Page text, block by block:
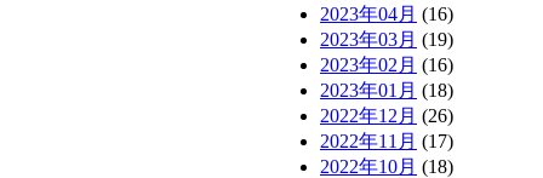
2023年04月 (16)
2023年03月 (19)
2023年02月 (16)
2023年01月 (18)
2022年12月 (26)
2022年11月 (17)
2022年10月 (18)